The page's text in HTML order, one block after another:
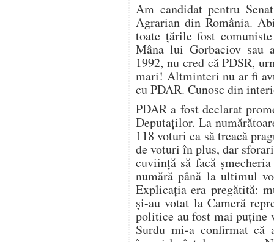
Am candidat pentru
Agrarian din România.
toate țările fost
Mâna lui Gorbaciov sau
1992, nu cred că PDSR,
mari! Altminteri nu ar fi
cu PDAR. Cunosc din
PDAR a fost declarat
Deputaților. La
118 voturi ca să treacă
de voturi în plus, dar
cuviință să facă
numără până la ultimul
Explicația era pregătită:
și-au votat la Cameră
politice au fost mai
Surdu mi-a confirmat